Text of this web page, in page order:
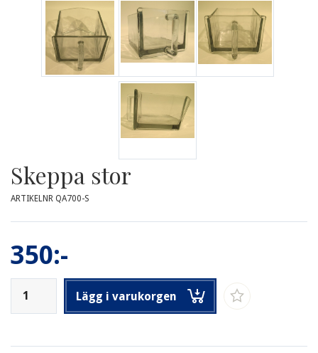
Skeppa stor
ARTIKELNR QA700-S
350:-
Lägg i varukorgen